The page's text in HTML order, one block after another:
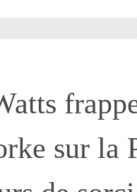
sur la